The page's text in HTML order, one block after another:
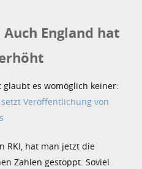
England hat
es womöglich keiner:
Veröffentlichung von
RKI, hat man jetzt die
Zahlen gestoppt. Soviel